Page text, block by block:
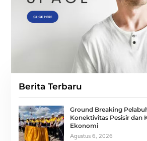
Berita Terbaru
Ground Breaking
Konektivitas Pesisir dan
Ekonomi
Agustus 6, 2026